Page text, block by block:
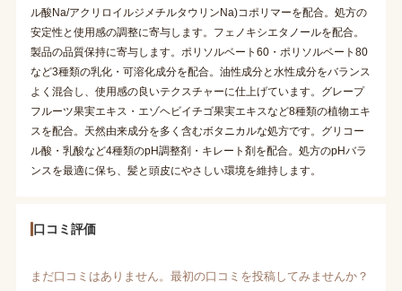
ル酸Na/アクリロイルジメチルタウリンNa)コポリマーを配合。処方の
安定性と使用感の調整に寄与します。フェノキシエタノールを配合。
製品の品質保持に寄与します。ポリソルベート60・ポリソルベート80
など3種類の乳化・可溶化成分を配合。油性成分と水性成分をバランス
よく混合し、使用感の良いテクスチャーに仕上げています。グレープ
フルーツ果実エキス・エゾヘビイチゴ果実エキスなど8種類の植物エキ
スを配合。天然由来成分を多く含むボタニカルな処方です。グリコー
ル酸・乳酸など4種類のpH調整剤・キレート剤を配合。処方のpHバラ
ンスを最適に保ち、髪と頭皮にやさしい環境を維持します。
口コミ評価
まだ口コミはありません。最初の口コミを投稿してみませんか？